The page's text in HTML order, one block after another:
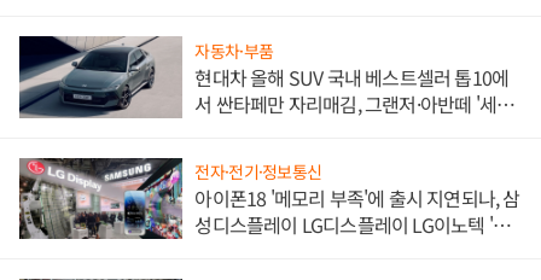
자동차·부품
현대차 올해 SUV 국내 베스트셀러 톱10에
서 싼타페만 자리매김, 그랜저·아반떼 '세단
전자·전기·정보통신
아이폰18 '메모리 부족'에 출시 지연되나, 삼
성디스플레이 LG디스플레이 LG이노텍 '탈